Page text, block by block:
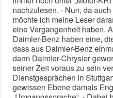
nachzulesen. - Nun, da
möchte ich meine Leser
eine Vergangenheit haben.
Daimler-Benz haben eine,
dass aus Daimler-Benz
dann Daimler-Chrysler
seiner Zeit voraus zu sein
Dienstgesprächen in
gewissen Ebene damals